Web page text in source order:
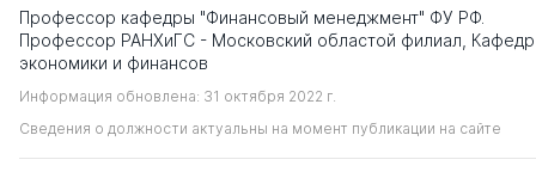
Профессор кафедры "Финансовый менеджмент" ФУ РФ.
Профессор РАНХиГС - Московский областой филиал,
экономики и финансов
Информация обновлена: 31 октября 2022 г.
Сведения о должности актуальны на момент публикации на сайте